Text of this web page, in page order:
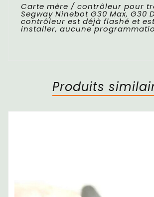
Carte mère / contrôleur pour
Segway Ninebot G30 Max, G30
contrôleur est déjà flashé et
installer, aucune
Produits